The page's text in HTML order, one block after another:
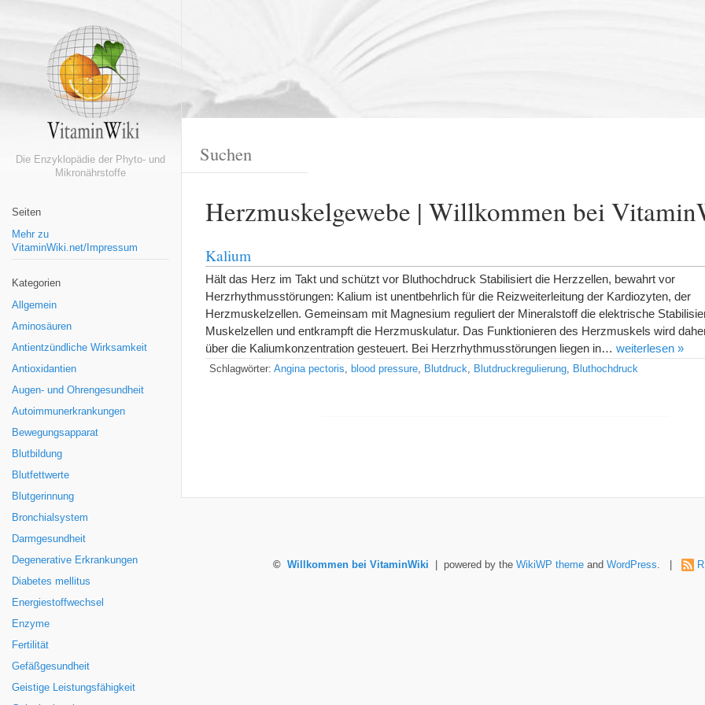
Die Enzyklopädie der Phyto- und
Mikronährstoffe
Seiten
Mehr zu
VitaminWiki.net/Impressum
Kategorien
Allgemein
Aminosäuren
Antientzündliche Wirksamkeit
Antioxidantien
Augen- und Ohrengesundheit
Autoimmunerkrankungen
Bewegungsapparat
Blutbildung
Blutfettwerte
Blutgerinnung
Bronchialsystem
Darmgesundheit
Degenerative Erkrankungen
Diabetes mellitus
Energiestoffwechsel
Enzyme
Fertilität
Gefäßgesundheit
Geistige Leistungsfähigkeit
Herzmuskelgewebe | Willkommen bei
Kalium
Hält das Herz im Takt und schützt vor Bluthochdruck Stabilisiert die Herzzellen, bewahrt vor
Herzrhythmusstörungen: Kalium ist unentbehrlich für die Reizweiterleitung der Kardiozyten, der
Herzmuskelzellen. Gemeinsam mit Magnesium reguliert der Mineralstoff die elektrische
Muskelzellen und entkrampft die Herzmuskulatur. Das Funktionieren des Herzmuskels wird
über die Kaliumkonzentration gesteuert. Bei Herzrhythmusstörungen liegen in… weiterlesen »
Schlagwörter: Angina pectoris, blood pressure, Blutdruck, Blutdruckregulierung, Bluthochdruck
© Willkommen bei VitaminWiki | powered by the WikiWP themeand WordPress